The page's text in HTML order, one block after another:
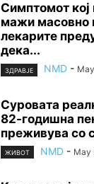
Симптомот
мажи масовно
лекарите
дека...
ЗДРАВЈЕ NMD -
Суровата
82-годишна
преживува со
ЖИВОТ NMD - May